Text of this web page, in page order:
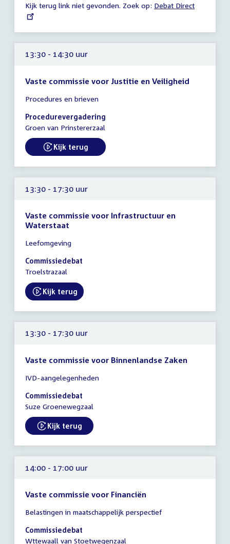
uur
Kijk terug link niet gevonden. Zoek op: External
Debat Direct
13:30 - 14:30 uur
Vaste commissie voor Justitie en Veiligheid
vergadering
13:30
-
uur
Procedures en brieven
Procedurevergadering
Groen van Prinstererzaal
External link:
Kijk terug
13:30 - 17:30 uur
Vaste commissie voor Infrastructuur en
Waterstaat
vergadering
13:30
-
uur
Leefomgeving
Commissiedebat
Troelstrazaal
External link:
Kijk terug
13:30 - 17:30 uur
Vaste commissie voor Binnenlandse Zaken
vergadering
13:30
-
uur
IVD-aangelegenheden
Commissiedebat
Suze Groenewegzaal
External link:
Kijk terug
14:00 - 17:00 uur
Vaste commissie voor Financiën
vergadering
14:00
-
Belastingen in maatschappelijk perspectief
Commissiedebat
Wttewaall van Stoetwegenzaal